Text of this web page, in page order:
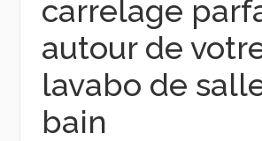
carrelage
autour de
lavabo de
bain